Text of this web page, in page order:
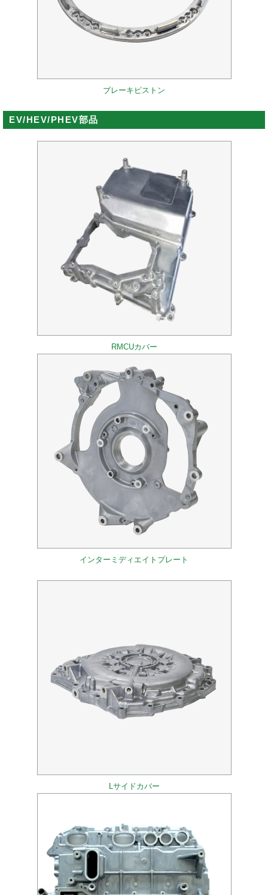
ブレーキピストン
EV/HEV/PHEV部品
RMCUカバー
インターミディエイトプレート
Lサイドカバー